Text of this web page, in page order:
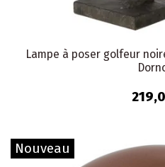
Lampe à poser golfeur
Nouveau